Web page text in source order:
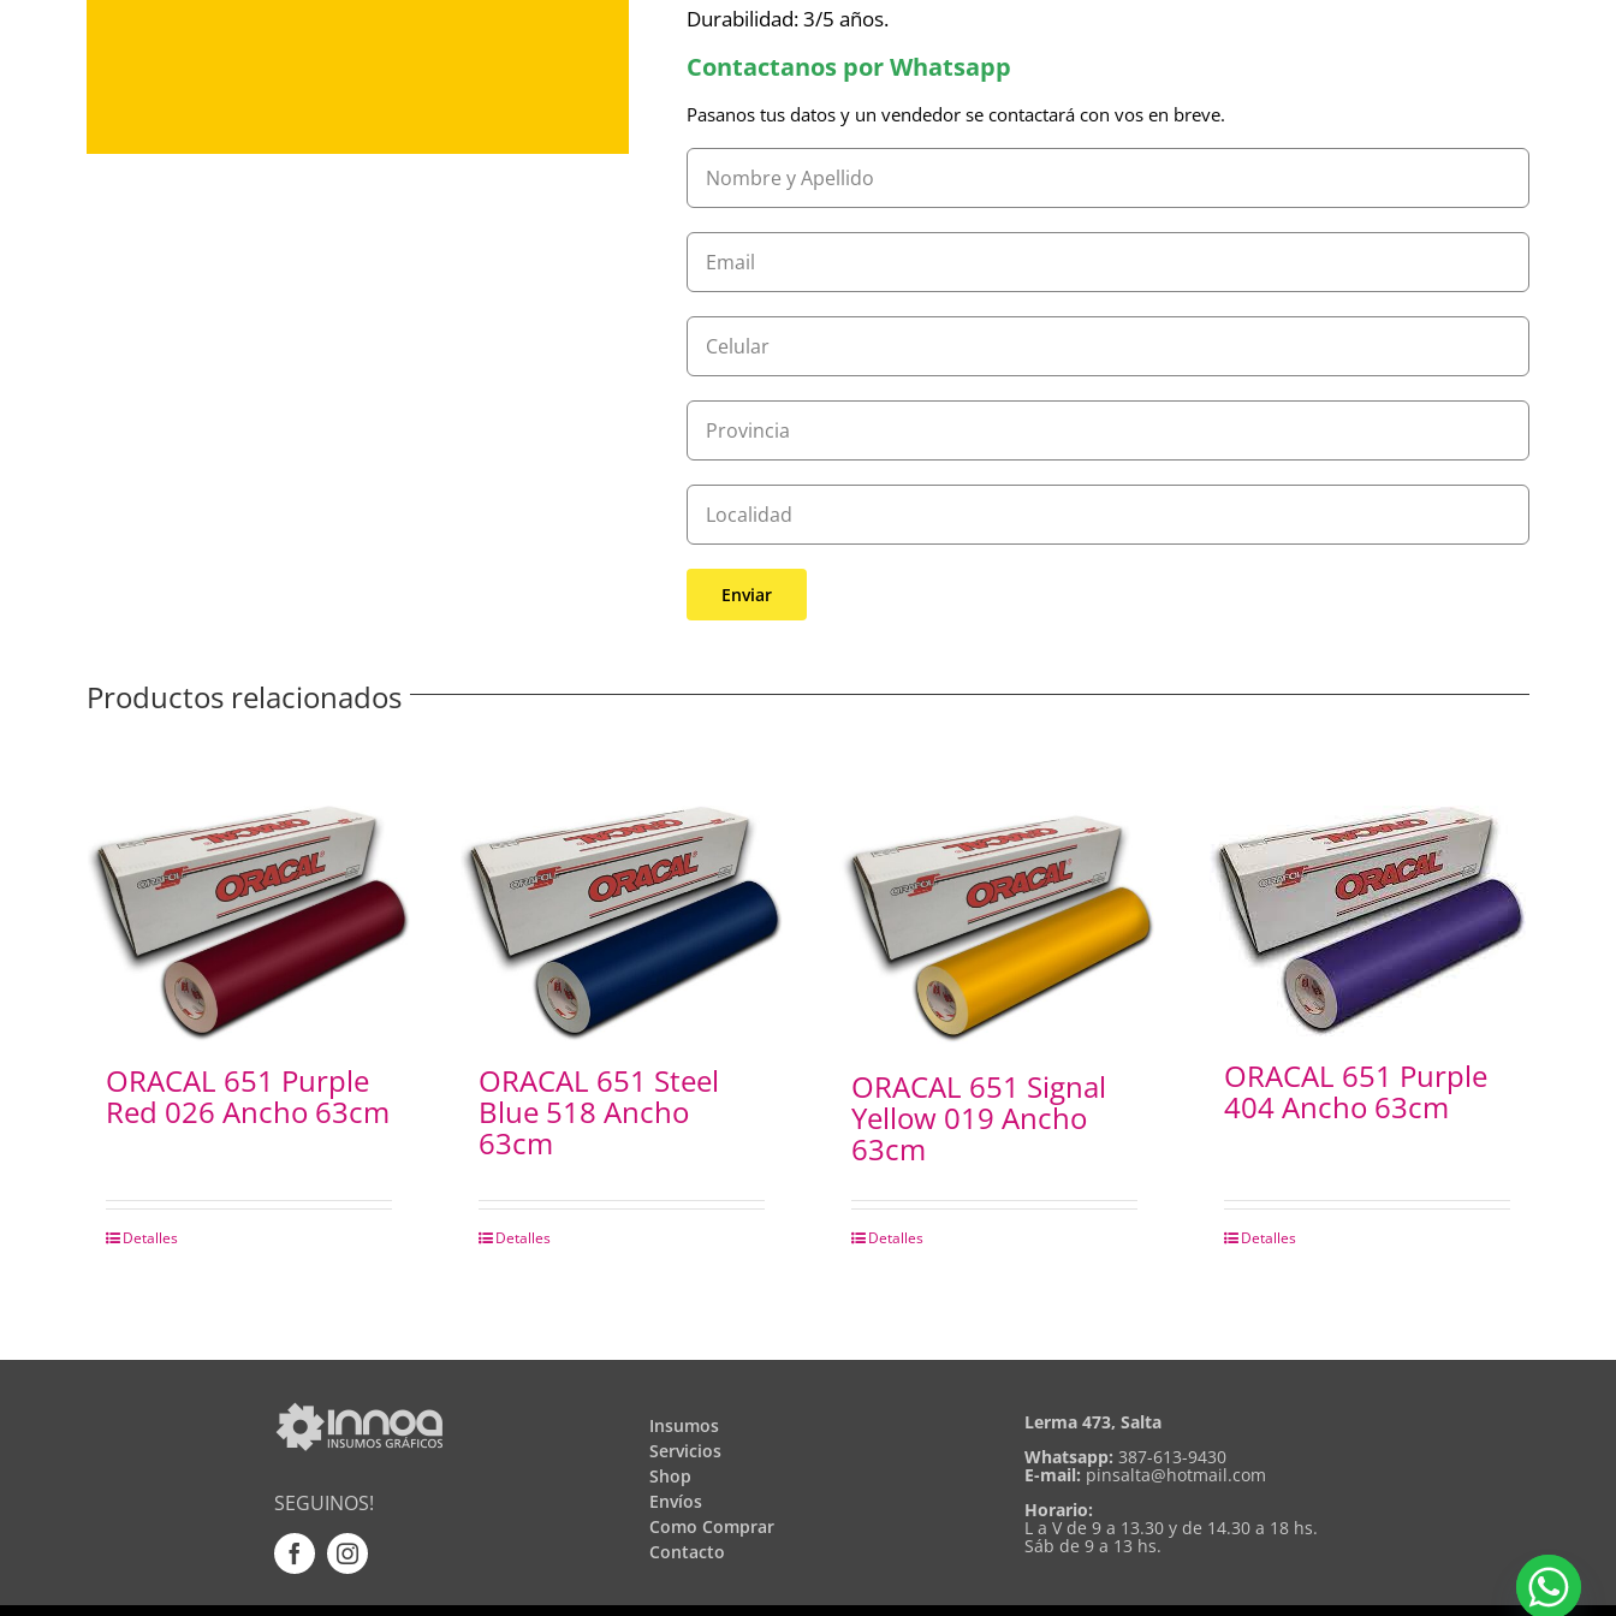
Durabilidad: 3/5 años.
Contactanos por Whatsapp
Pasanos tus datos y un vendedor se contactará con vos en breve.
Productos relacionados
ORACAL 651 Purple
Red 026 Ancho 63cm
Detalles
ORACAL 651 Steel
Blue 518 Ancho
63cm
Detalles
ORACAL 651 Signal
Yellow 019 Ancho
63cm
Detalles
ORACAL 651 Purple
404 Ancho 63cm
Detalles
SEGUINOS!
Insumos
Servicios
Shop
Envíos
Como Comprar
Contacto
Lerma 473, Salta
Whatsapp: 387-613-9430
E-mail: pinsalta@hotmail.com
Horario:
L a V de 9 a 13.30 y de 14.30 a 18 hs.
Sáb de 9 a 13 hs.